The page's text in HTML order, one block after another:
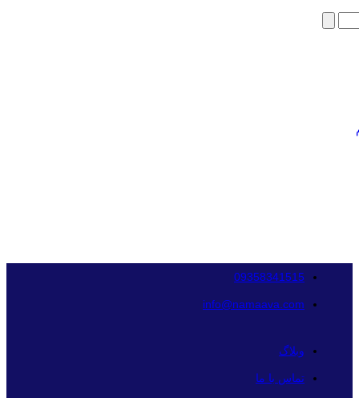
09358341515
info@namaava.com
وبلاگ
تماس با ما